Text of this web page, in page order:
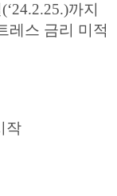
까지
레스 금리 미적
작